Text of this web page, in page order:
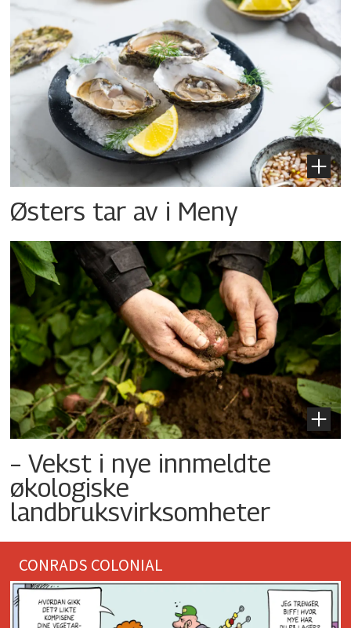
Østers tar av i Meny
– Vekst i nye innmeldte
økologiske
landbruksvirksomheter
CONRADS COLONIAL